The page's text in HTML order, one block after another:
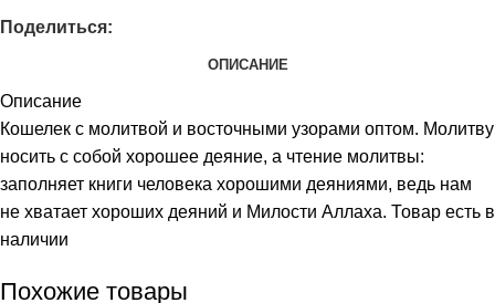
Поделиться:
ОПИСАНИЕ
Описание
Кошелек с молитвой и восточными узорами оптом. Молитву
носить с собой хорошее деяние, а чтение молитвы:
заполняет книги человека хорошими деяниями, ведь нам
не хватает хороших деяний и Милости Аллаха. Товар есть в
наличии
Похожие товары